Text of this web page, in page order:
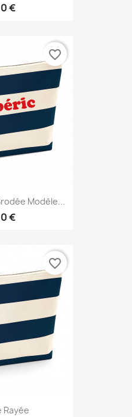
€
Modèle...
€
favorite_border
Rayée
favorite_border